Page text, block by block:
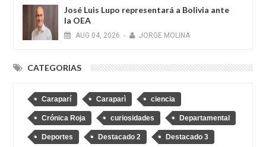
José Luis Lupo representará a Bolivia ante
la OEA
AUG 04, 2026 - JORGE MOLINA
CATEGORIAS
Caraparí Caraparì ciencia
Crónica Roja curiosidades Departamental
Deportes Destacado 2 Destacado 3